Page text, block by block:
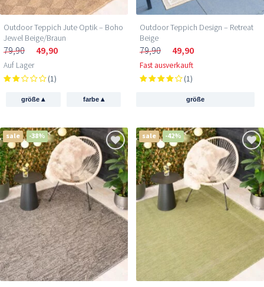
Outdoor Teppich Jute Optik – Boho
Jewel Beige/Braun
79,90 49,90
Auf Lager
(1)
größe▴ farbe ▴
Outdoor Teppich Design – Retreat
Beige
79,90 49,90
Fast ausverkauft
(1)
größe
sale -38% sale -42%